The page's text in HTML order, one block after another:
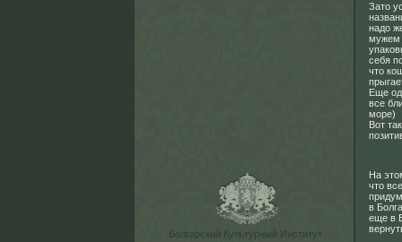
Болгарский Культурный Институт
Зато
надо
мужем
себя
что
Еще
все
море)
Вот
На
что
в
еще в